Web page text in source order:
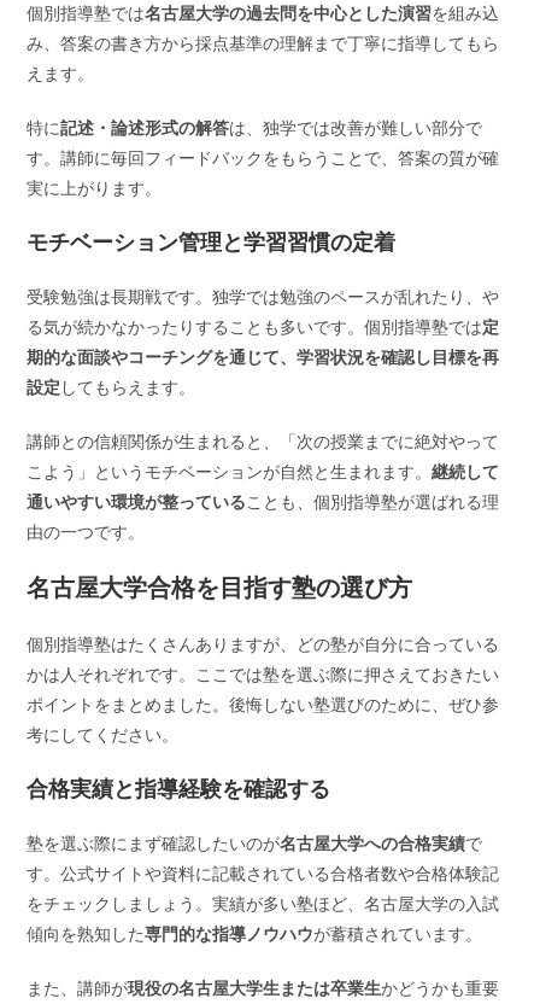
個別指導塾では名古屋大学の過去問を中心とした演習を組み込
み、答案の書き方から採点基準の理解まで丁寧に指導してもら
えます。
特に記述・論述形式の解答は、独学では改善が難しい部分で
す。講師に毎回フィードバックをもらうことで、答案の質が確
実に上がります。
モチベーション管理と学習習慣の定着
受験勉強は長期戦です。独学では勉強のペースが乱れたり、や
る気が続かなかったりすることも多いです。個別指導塾では定
期的な面談やコーチングを通じて、学習状況を確認し目標を再
設定 してもらえます。
講師との信頼関係が生まれると、「次の授業までに絶対やって
こよう」というモチベーションが自然と生まれます。継続して
通いやすい環境が整っていることも、個別指導塾が選ばれる理
由の一つです。
名古屋大学合格を目指す塾の選び方
個別指導塾はたくさんありますが、どの塾が自分に合っている
かは人それぞれです。ここでは塾を選ぶ際に押さえておきたい
ポイントをまとめました。後悔しない塾選びのために、ぜひ参
考にしてください。
合格実績と指導経験を確認する
塾を選ぶ際にまず確認したいのが名古屋大学への合格実績で
す。公式サイトや資料に記載されている合格者数や合格体験記
をチェックしましょう。実績が多い塾ほど、名古屋大学の入試
傾向を熟知した専門的な指導ノウハウが蓄積されています。
また、講師が現役の名古屋大学生または卒業生かどうかも重要